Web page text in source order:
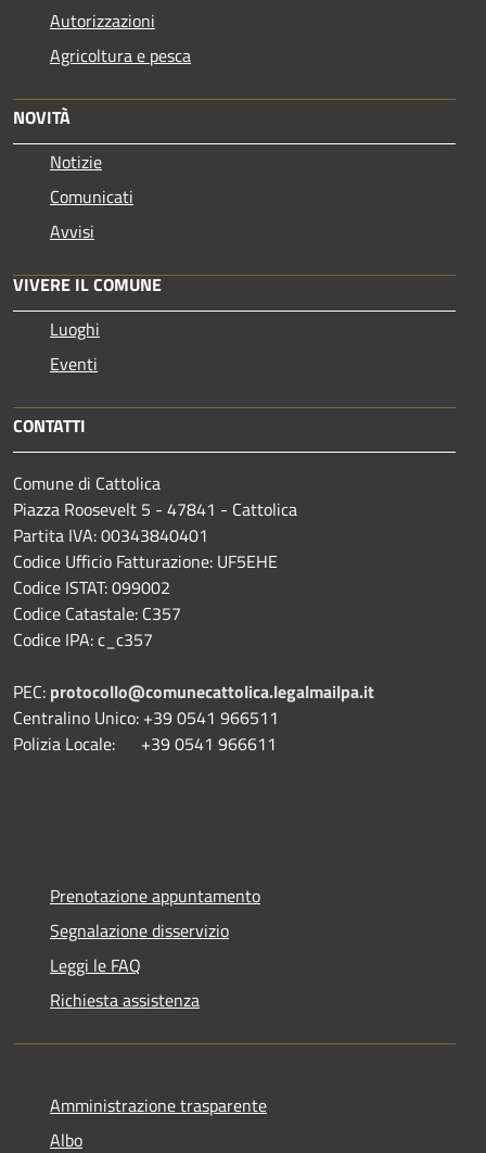
Autorizzazioni
Agricoltura e pesca
NOVITÀ
Notizie
Comunicati
Avvisi
VIVERE IL COMUNE
Luoghi
Eventi
CONTATTI
Comune di Cattolica
Piazza Roosevelt 5 - 47841 - Cattolica
Partita IVA: 00343840401
Codice Ufficio Fatturazione: UF5EHE
Codice ISTAT: 099002
Codice Catastale: C357
Codice IPA: c_c357
PEC: protocollo@comunecattolica.legalmailpa.it
Centralino Unico: +39 0541 966511
Polizia Locale: +39 0541 966611
Prenotazione appuntamento
Segnalazione disservizio
Leggi le FAQ
Richiesta assistenza
Amministrazione trasparente
Albo